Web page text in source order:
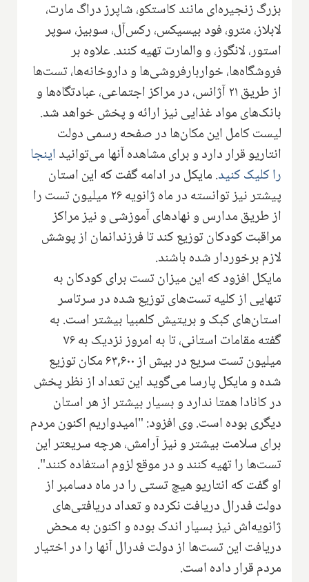
بزرگ زنجیره‌ای مانند کاستکو، شاپرز دراگ مارت،
لابلاز، مترو، فود بیسیکس، رکس‌‌آل، سوبیز، سوپر
استور، لانگوز، و والمارت تهیه کنند. علاوه بر
فروشگاه‌ها، خواربارفروشی‌ها و داروخانه‌ها، تست‌ها
از طریق ۲۱ آژانس، در مراکز اجتماعی، عبادتگاه‌ها و
بانک‌های مواد غذایی نیز ارائه و پخش خواهد شد.
لیست کامل این مکان‌ها در صفحه رسمی دولت
انتاریو قرار دارد و برای مشاهده آنها می‌توانیداینجا
را کلیک کنید. مایکل در ادامه گفت که این استان
پیشتر نیز توانسته در ماه ژانویه ۲۶ میلیون تست را
از طریق مدارس و نهادهای آموزشی و نیز مراکز
مراقبت کودکان توزیع کند تا فرزندانمان از پوشش
لازم برخوردار شده باشند.
مایکل افزود که این میزان تست برای کودکان به
تنهایی از کلیه تست‌های توزیع شده در سرتاسر
استان‌های کبک و بریتیش کلمبیا بیشتر است. به
گفته مقامات استانی، تا به امروز نزدیک به ۷۶
میلیون تست سریع در بیش از ۶۳,۶۰۰ مکان توزیع
شده و مایکل پارسا می‌گوید این تعداد از نظر پخش
در کانادا همتا ندارد و بسیار بیشتر از هر استان
دیگری بوده است. وی افزود: "امیدواریم اکنون مردم
برای سلامت بیشتر و نیز آرامش، هرچه سریعتر این
تست‌ها را تهیه کنند و در موقع لزوم استفاده کنند".
او گفت که انتاریو هیچ تستی را در ماه دسامبر از
دولت فدرال دریافت نکرده و تعداد دریافتی‌های
ژانویه‌اش نیز بسیار اندک بوده و اکنون به محض
دریافت این تست‌ها از دولت فدرال آنها را در اختیار
مردم قرار داده است.